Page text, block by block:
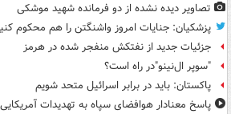
تصاویر دیده‌ نشده از دو فرمانده شهید موشکی
پزشکیان: جنایات امروز واشنگتن را هم محکوم
جزئیات جدید از نفتکش منفجر شده در هرمز
"سوپر ال‌نینو"در راه است؟
پاکستان: باید در برابر اسرائیل متحد شویم
پاسخ معنادار هوافضای سپاه به تهدیدات